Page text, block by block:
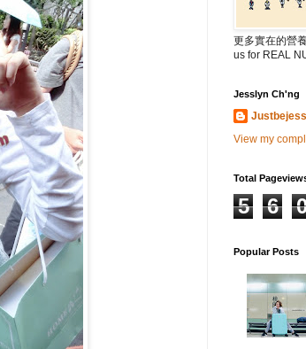
更多實在的營
us for REAL
Jesslyn Ch'ng
Justbejess
View my
Total
5 6
Popular Posts